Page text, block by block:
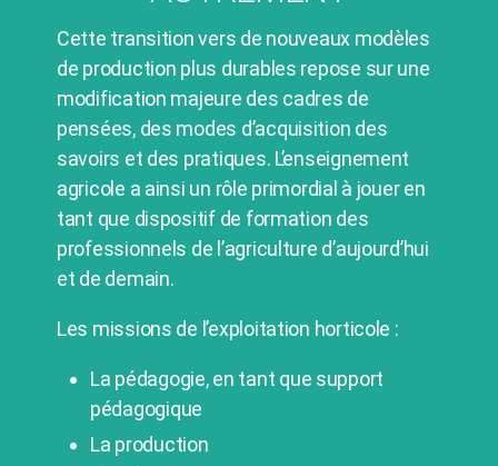
Cette transition vers de nouveaux modèles
de production plus durables repose sur une
modification majeure des cadres de
pensées, des modes d’acquisition des
savoirs et des pratiques. L’enseignement
agricole a ainsi un rôle primordial à jouer en
tant que dispositif de formation des
professionnels de l’agriculture d’aujourd’hui
et de demain.
Les missions de l’exploitation horticole :
La pédagogie, en tant que support
pédagogique
La production